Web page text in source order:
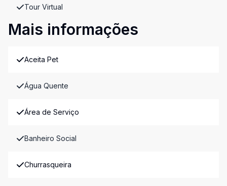
Tour Virtual
Mais informações
Aceita Pet
Água Quente
Área de Serviço
Banheiro Social
Churrasqueira